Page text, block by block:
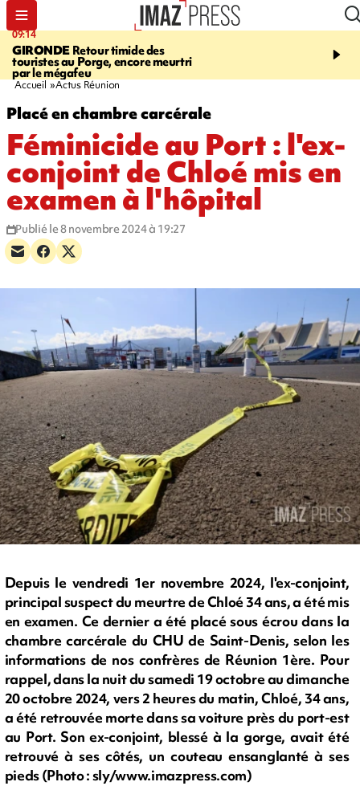
09:14
GIRONDE Retour timide des
touristes au Porge, encore meurtri
par le mégafeu
13:09
Des
font cinq morts en
Accueil Actus Réunion
Placé en chambre carcérale
Féminicide au Port : l'ex-
conjoint de Chloé mis en
examen à l'hôpital
Publié le 8 novembre 2024 à 19:27
Depuis le vendredi 1er novembre 2024, l'ex-conjoint,
principal suspect du meurtre de Chloé 34 ans, a été mis
en examen. Ce dernier a été placé sous écrou dans la
chambre carcérale du CHU de Saint-Denis, selon les
informations de nos confrères de Réunion 1ère. Pour
rappel, dans la nuit du samedi 19 octobre au dimanche
20 octobre 2024, vers 2 heures du matin, Chloé, 34 ans,
a été retrouvée morte dans sa voiture près du port-est
au Port. Son ex-conjoint, blessé à la gorge, avait été
retrouvé à ses côtés, un couteau ensanglanté à ses
pieds (Photo : sly/www.imazpress.com)